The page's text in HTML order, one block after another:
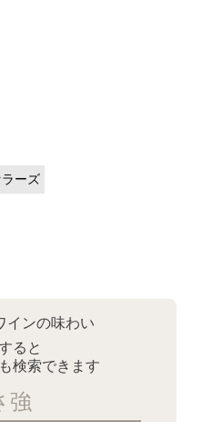
ラーズ
インの味わい
ると
検索できます
強